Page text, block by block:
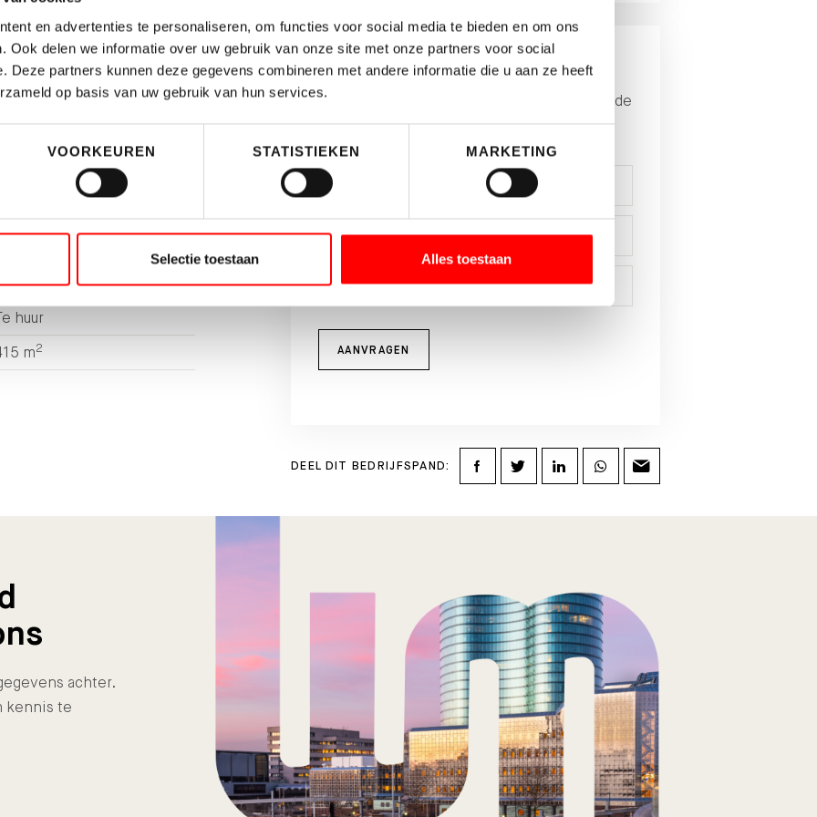
en advertenties te personaliseren, om functies voor social media te bieden en om ons
Ook delen we informatie over uw gebruik van onze site met onze partners voor social
Deze partners kunnen deze gegevens combineren met andere informatie die u aan ze heeft
op basis van uw gebruik van hun services.
VOORKEUREN STATISTIEKEN MARKETING
Selectie toestaan Alles toestaan
de 1e verdieping zijn 2
huur
m2
Brochure aanvragen?
Vul onderstaande gegeven in en download de
brochure van dit object.
AANVRAGEN
DEEL DIT BEDRIJFSPAND:
achter.
kennis te